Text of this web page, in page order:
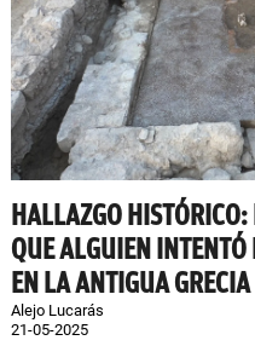
HALLAZGO
QUE ALGUIEN
EN LA ANTIGUA GRECIA
Alejo Lucarás
21-05-2025